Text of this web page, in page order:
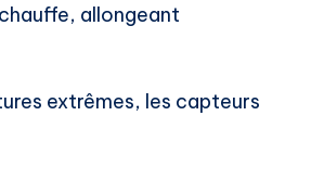
allongeant
extrêmes, les capteurs